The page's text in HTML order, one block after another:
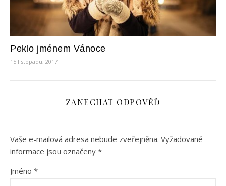
Peklo jménem Vánoce
15 listopadu, 2017
ZANECHAT ODPOVĚĎ
Vaše e-mailová adresa nebude zveřejněna. Vyžadované
informace jsou označeny *
Jméno *